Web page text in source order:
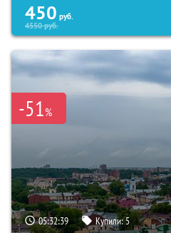
450 руб.
4550руб.
-51%
05:32:37 Купили:5